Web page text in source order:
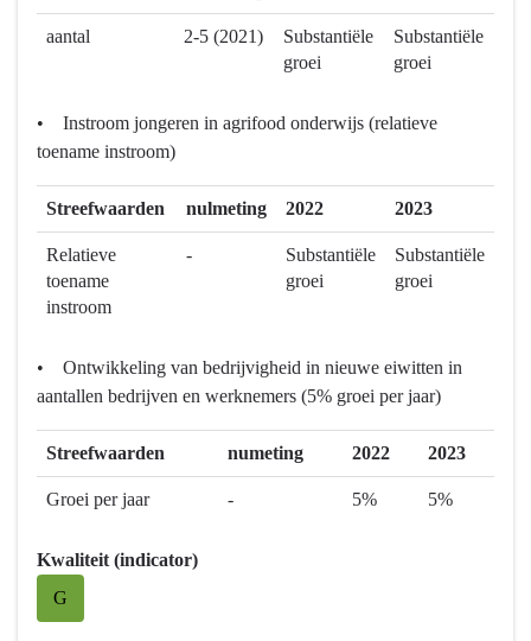
aantal 2-5 (2021)
Substantiële
groei
Substantiële
groei
• Instroom jongeren in agrifood onderwijs (relatieve
toename instroom)
Streefwaarden nulmeting 2022 2023
Relatieve
toename
instroom
-
Substantiële
groei
Substantiële
groei
• Ontwikkeling van bedrijvigheid in nieuwe eiwitten in
aantallen bedrijven en werknemers (5% groei per jaar)
Streefwaarden numeting 2022 2023
Groei per jaar - 5% 5%
Kwaliteit (indicator)
G